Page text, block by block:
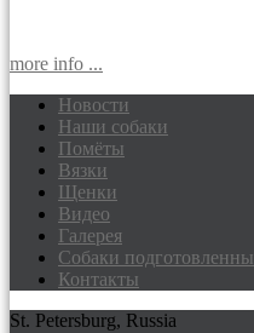
more info ...
Доберманы
Новости
Наши собаки
Помёты
Вязки
Щенки
Видео
Галерея
Собаки
Контакты
St. Petersburg, Russia